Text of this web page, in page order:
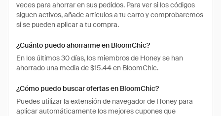
veces para ahorrar en sus pedidos. Para ver si los códigos
siguen activos, añade artículos a tu carro y comprobaremos
si se pueden aplicar a tu compra.
¿Cuánto puedo ahorrarme en BloomChic?
En los últimos 30 días, los miembros de Honey se han
ahorrado una media de $15.44 en BloomChic.
¿Cómo puedo buscar ofertas en BloomChic?
Puedes utilizar la extensión de navegador de Honey para
aplicar automáticamente los mejores cupones que